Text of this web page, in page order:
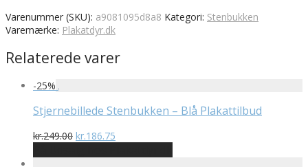
Varenummer (SKU): a9081095d8a8 Kategori: Stenbukken
Varemærke: Plakatdyr.dk
Relaterede varer
-25%
Stjernebillede Stenbukken – Blå Plakattilbud
kr.249.00 Den
pris
kr.186.75
pris